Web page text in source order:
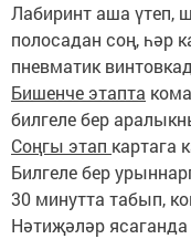
Лабиринт аша үтеп,
полосадан соң, һәр
пневматик
Бишенче этапта
билгеле бер
Соңгы этап картага
Билгеле бер
30 минутта табып,
Нәтиҗәләр